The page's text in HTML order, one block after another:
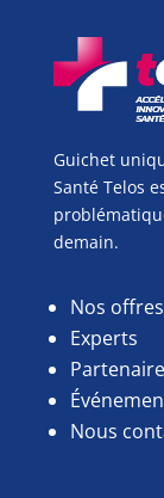
Guichet
Santé Telos
demain.
Nos offres
Experts
Nous